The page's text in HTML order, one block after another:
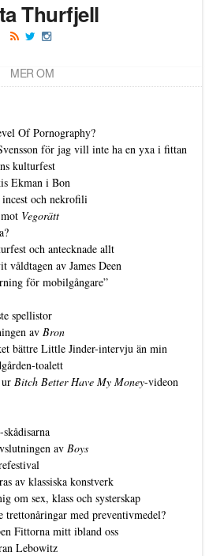
Thurfjell
MER OM
Of Pornography?
för jag vill inte ha en yxa i fittan
kulturfest
Ekman i Bon
och nekrofili
Vegorätt
och antecknade allt
av James Deen
för mobilgångare”
spellistor
av Bron
bättre Little Jinder-intervju än min
toalett
Bitch Better Have My Money-videon
-skådisarna
av Boys
av klassiska konstverk
om sex, klass och systerskap
med preventivmedel?
Fittorna mitt ibland oss
Lebowitz